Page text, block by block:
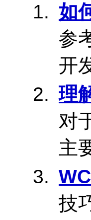
如
参
开
理
对
主
技